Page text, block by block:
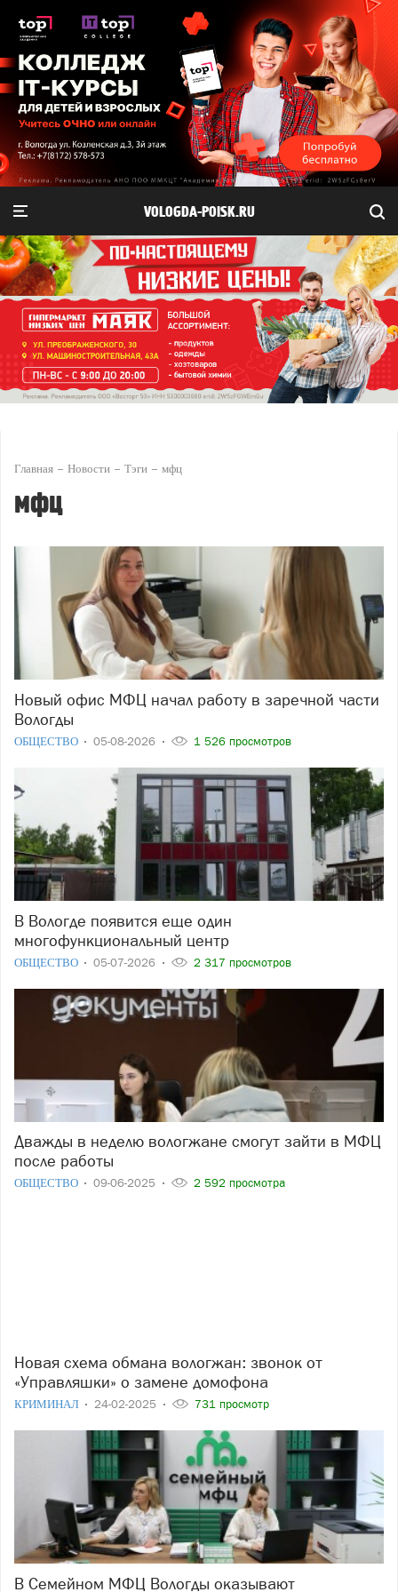
VOLOGDA-POISK.RU
Главная Новости Тэги мфц
мфц
Новый офис МФЦ начал работу в заречной части
Вологды
ОБЩЕСТВО 05-08-2026 1 526 просмотров
В Вологде появится еще один
многофункциональный центр
ОБЩЕСТВО 05-07-2026 2 317 просмотров
Дважды в неделю вологжане смогут зайти в МФЦ
после работы
ОБЩЕСТВО 09-06-2025 2 592 просмотра
Новая схема обмана вологжан: звонок от
«Управляшки» о замене домофона
КРИМИНАЛ 24-02-2025 731 просмотр
В Семейном МФЦ Вологды оказывают